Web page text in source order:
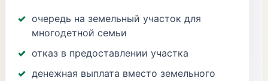
очередь на земельный участок для
многодетной семьи
отказ в предоставлении участка
денежная выплата вместо земельного